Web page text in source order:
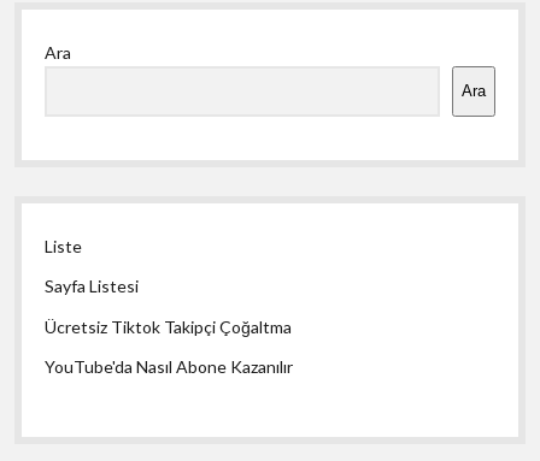
Yan
Menü
Ara
Ara
Liste
Sayfa Listesi
Ücretsiz Tiktok Takipçi Çoğaltma
YouTube'da Nasıl Abone Kazanılır